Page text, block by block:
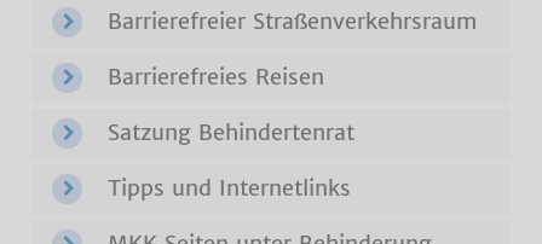
Barrierefreier Straßenverkehrsraum
Barrierefreies Reisen
Satzung Behindertenrat
Tipps und Internetlinks